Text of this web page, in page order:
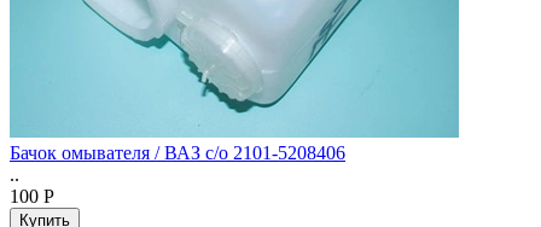
Бачок омывателя / ВАЗ с/о 2101-5208406
..
100 Р